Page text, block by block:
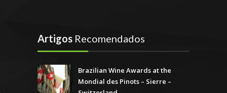
Artigos Recomendados
Brazilian Wine Awards at the
Mondial des Pinots – Sierre –